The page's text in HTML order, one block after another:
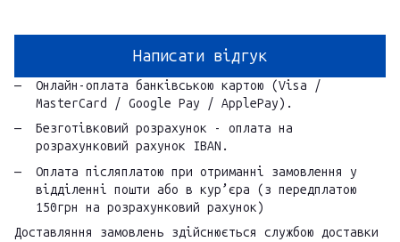
Написати відгук
Онлайн-оплата банківською картою (Visa /
MasterCard / Google Pay / ApplePay).
Безготівковий розрахунок - оплата на
розрахунковий рахунок IBAN.
Оплата післяплатою при отриманні замовлення у
відділенні пошти або в кур’єра (з передплатою
150грн на розрахунковий рахунок)
Доставляння замовлень здійснюється службою доставки